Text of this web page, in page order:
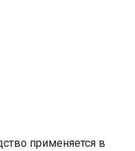
применяется в